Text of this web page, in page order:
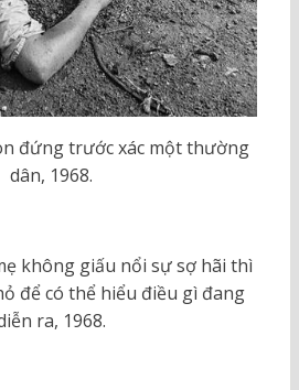
đứng trước xác một thường
dân, 1968.
không giấu nổi sự sợ hãi thì
để có thể hiểu điều gì đang
ra, 1968.